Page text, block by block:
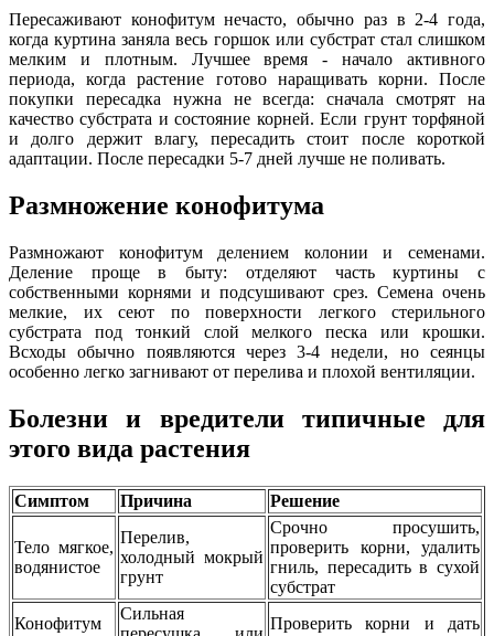
Пересаживают конофитум нечасто, обычно раз в 2-4 года,
когда куртина заняла весь горшок или субстрат стал слишком
мелким и плотным. Лучшее время - начало активного
периода, когда растение готово наращивать корни. После
покупки пересадка нужна не всегда: сначала смотрят на
качество субстрата и состояние корней. Если грунт торфяной
и долго держит влагу, пересадить стоит после короткой
адаптации. После пересадки 5-7 дней лучше не поливать.
Размножение конофитума
Размножают конофитум делением колонии и семенами.
Деление проще в быту: отделяют часть куртины с
собственными корнями и подсушивают срез. Семена очень
мелкие, их сеют по поверхности легкого стерильного
субстрата под тонкий слой мелкого песка или крошки.
Всходы обычно появляются через 3-4 недели, но сеянцы
особенно легко загнивают от перелива и плохой вентиляции.
Болезни и вредители типичные для
этого вида растения
Симптом Причина Решение
Тело мягкое,
водянистое
Перелив,
холодный мокрый
грунт
Срочно просушить,
проверить корни, удалить
гниль, пересадить в сухой
субстрат
Конофитум
Сильная
Проверить корни и дать